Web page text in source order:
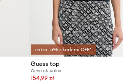
extra -5% z kodem: OFF*
Guess top
Cena aktualna:
154,99 zł